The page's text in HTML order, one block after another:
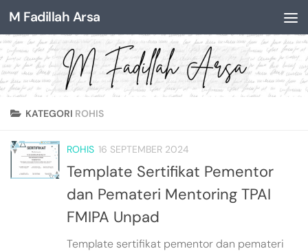
Skip to content
M Fadillah Arsa
KATEGORI ROHIS
ROHIS 16 SEPTEMBER 2024
Template Sertifikat Pementor
dan Pemateri Mentoring TPAI
FMIPA Unpad
Template sertifikat pementor dan pemateri